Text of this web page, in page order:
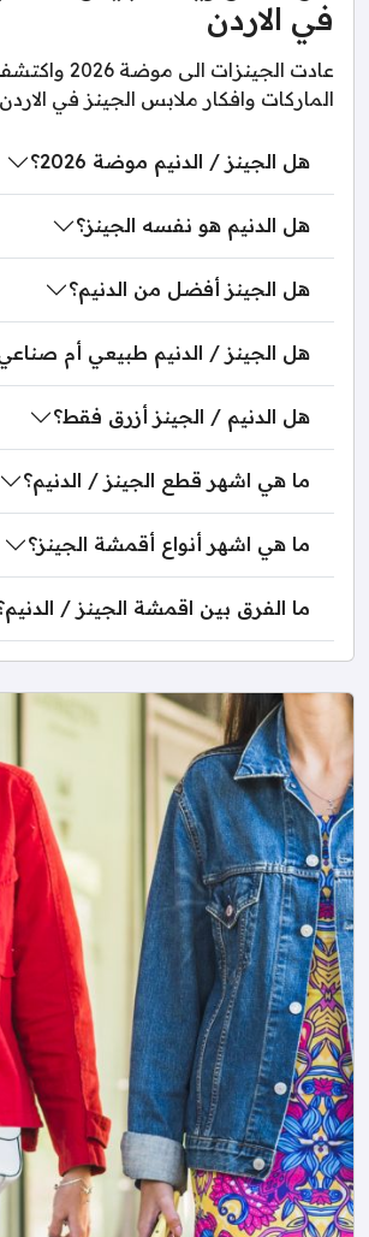
في الاردن
عادت الجينزات
الماركات وافكار ملابس الجينز في
هل الجينز / الدنيم موضة 2026؟
هل الدنيم هو نفسه الجينز؟
هل الجينز أفضل من الدنيم؟
هل الجينز / الدنيم طبيعي أم
هل الدنيم / الجينز أزرق فقط؟
ما هي اشهر قطع الجينز / الدنيم؟
ما هي اشهر أنواع أقمشة الجينز؟
ما الفرق بين اقمشة الجينز /